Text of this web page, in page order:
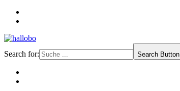
Search for: Search Button